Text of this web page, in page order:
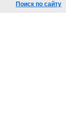
Поиск по сайту